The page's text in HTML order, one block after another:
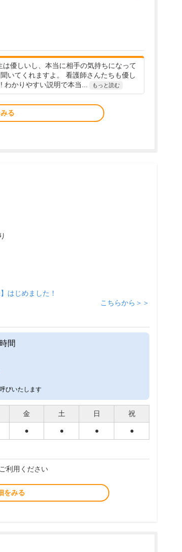
は優しいし、本当に相手の気持ちになって
いてくれますよ。 看護師さんたちも優し
わかりやすい説明で本当...
もっと読む
る
はじめました！
こちらから＞＞
間
びいたします
金 土 日 祝
● ● ● ●
利用ください
をみる